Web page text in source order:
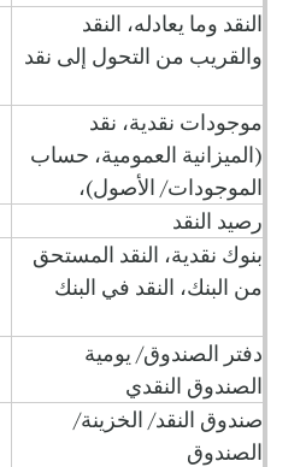
النقد وما يعادله، النقد
والقريب من التحول إلى نقد
موجودات نقدية، نقد
(الميزانية العمومية، حساب
الموجودات/ الأصول)،
رصيد النقد
بنوك نقدية، النقد المستحق
من البنك، النقد في البنك
دفتر الصندوق/ يومية
الصندوق النقدي
صندوق النقد/ الخزينة/
الصندوق